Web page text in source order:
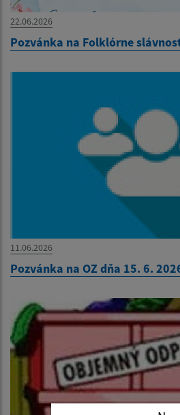
22.06.2026
Pozvánka na Folklórne
11.06.2026
Pozvánka na OZ dňa 15. 6.